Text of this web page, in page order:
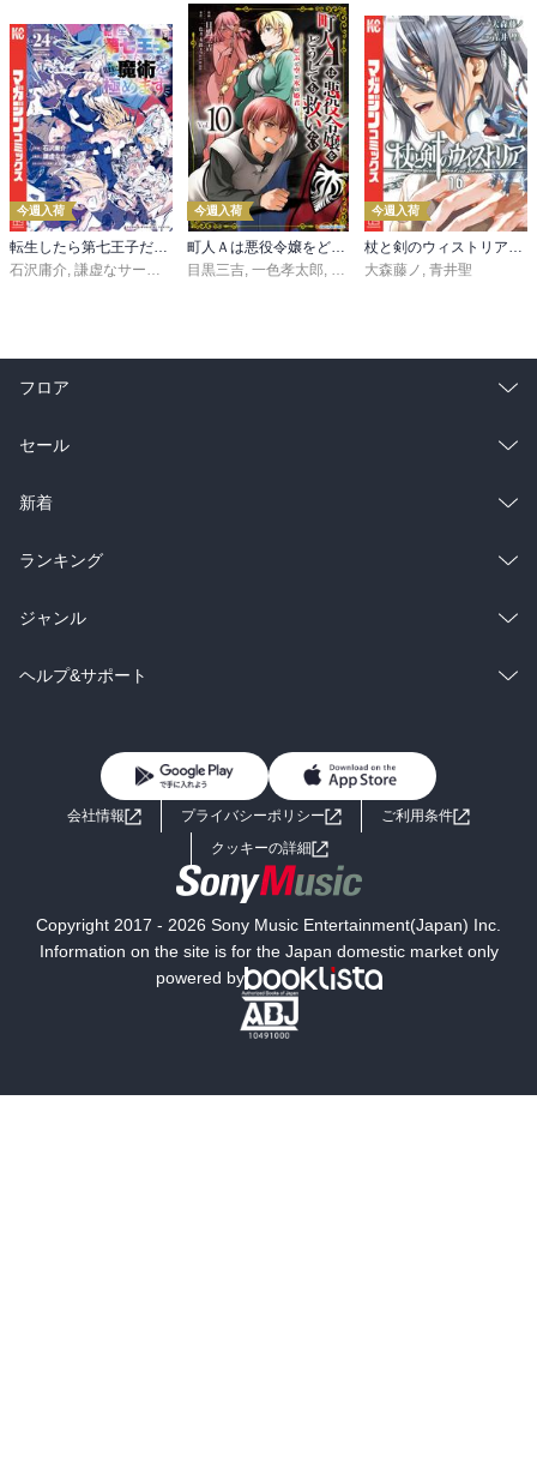
今週入荷
転生したら第七王子だったので、気ままに魔術を極めます（２４）
石沢庸介, 謙虚なサークル メル。
今週入荷
町人Ａは悪役令嬢をどうしても救いたい ～どぶと空と氷の姫君～１０【電子書店共通特典イラスト付】
目黒三吉, 一色孝太郎, Parum
今週入荷
杖と剣のウィストリア（１６）
大森藤ノ , 青井聖
フロア
総合
ラノベ
雑誌・グラビア
BL・TL
セール
総合
ラノベ
雑誌・グラビア
BL・TL
新着
総合
ラノベ
雑誌・グラビア
ランキング
総合
ラノベ
ジャンル
コミック
ライトノベル 男子向けラノベ
小説
海外小説
ミステリー SF
文学
ヘルプ&サポート
よくあるご質問 お問い合わせ
会社情報 プライバシーポリシー
ご利用条件
クッキーの詳細
Copyright 2017 - 2026 Sony Music Entertainment(Japan) Inc.
Information on the site is for the Japan domestic market only
powered by